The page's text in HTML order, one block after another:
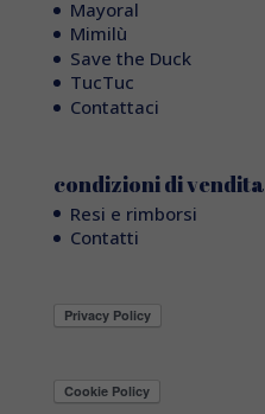
Mayoral
Mimilù
Save the Duck
TucTuc
Contattaci
condizioni di vendita
Resi e rimborsi
Contatti